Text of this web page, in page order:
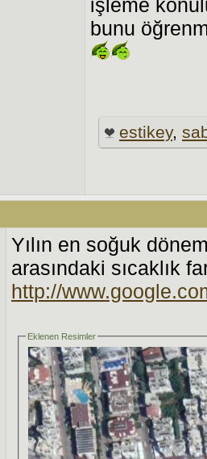
işleme
bunu
estikey,
Yılın en soğuk
arasındaki sıcaklık
http://
Eklenen Resimler